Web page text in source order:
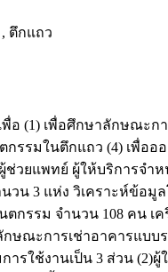
ตึกแถว
อ (1) เพื่อศึกษาลักษณะ
รรมในตึกแถว (4) เพื่อ
ยแพทย์ ผู้ให้บริการจำ
น 3 แห่ง วิเคราะห์ข้อมู
กรรม จำนวน 108 คน เ
ษณะการเช่าอาคารแบบ
ารใช้งานเป็น 3 ส่วน